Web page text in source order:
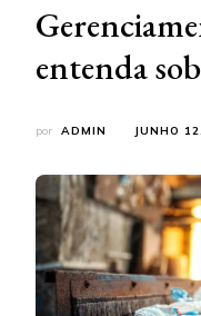
entenda
por ADMIN JUNHO